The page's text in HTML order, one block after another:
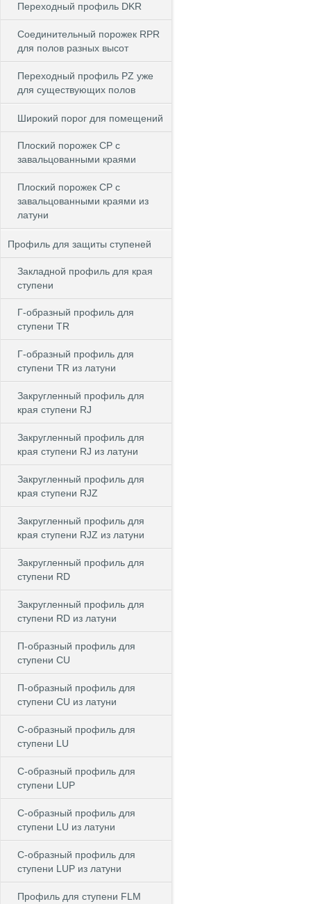
Переходный профиль DKR
Cоединительный порожек RPR
для полов разных высот
Переходный профиль PZ уже
для существующих полов
Широкий порог для помещений
Плоский порожек СP с
завальцованными краями
Плоский порожек СP с
завальцованными краями из
латуни
Профиль для защиты ступеней
Закладной профиль для края
ступени
Г-образный профиль для
ступени TR
Г-образный профиль для
ступени TR из латуни
Закругленный профиль для
края ступени RJ
Закругленный профиль для
края ступени RJ из латуни
Закругленный профиль для
края ступени RJZ
Закругленный профиль для
края ступени RJZ из латуни
Закругленный профиль для
ступени RD
Закругленный профиль для
ступени RD из латуни
П-образный профиль для
ступени CU
П-образный профиль для
ступени CU из латуни
C-образный профиль для
ступени LU
C-образный профиль для
ступени LUP
C-образный профиль для
ступени LU из латуни
C-образный профиль для
ступени LUP из латуни
Профиль для ступени FLM